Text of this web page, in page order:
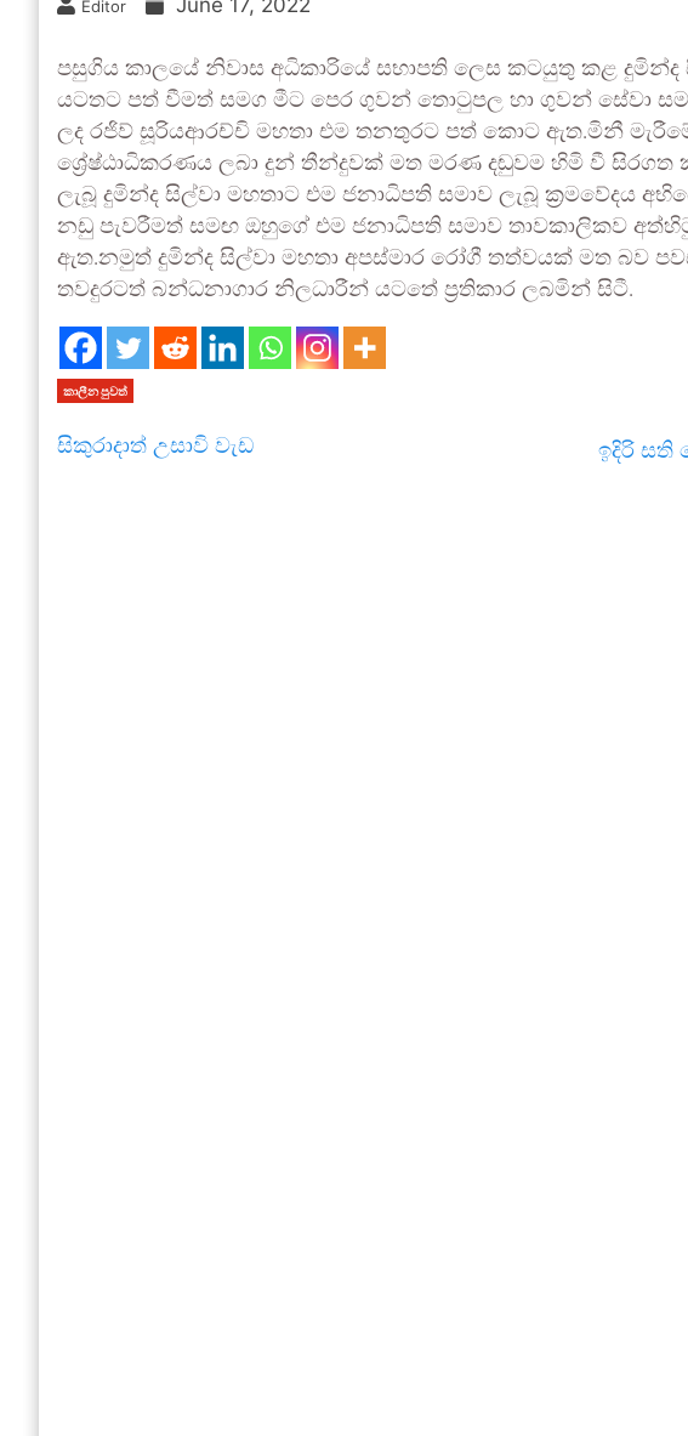
Editor June 17, 2022
පසුගිය කාලයේ නිවාස අධිකාරියේ සභාපති ලෙස කටයුතු කළ දුමින්ද
යටතට පත් වීමත් සමග මීට පෙර ගුවන් තොටුපල හා ගුවන් සේවා
ලද රජිව් සූරියආරච්චි මහතා එම තනතුරට පත් කොට ඇත.මිනී
ශ්‍රේෂ්ඨාධිකරණය ලබා දුන් තීන්දුවක් මත මරණ දඬුවම හිමි වී සිරගත
ලැබූ දුමින්ද සිල්වා මහතාට එම ජනාධිපති සමාව ලැබූ ක්‍රමවේදය
නඩු පැවරීමත් සමඟ ඔහුගේ එම ජනාධිපති සමාව තාවකාලිකව
ඇත.නමුත් දුමින්ද සිල්වා මහතා අපස්මාර රෝගී තත්වයක් මත බව
තවදුරටත් බන්ධනාගාර නිලධාරීන් යටතේ ප්‍රතිකාර ලබමින් සිටී.
කාලීන පුවත්
සිකුරාදාත් උසාවි වැඩ
ඉදිරි සති